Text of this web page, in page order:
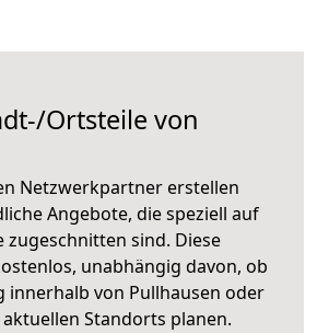
Ortsteile von
Netzwerkpartner erstellen
Angebote, die speziell auf
zugeschnitten sind. Diese
unabhängig davon, ob
innerhalb von Pullhausen oder
Standorts planen.